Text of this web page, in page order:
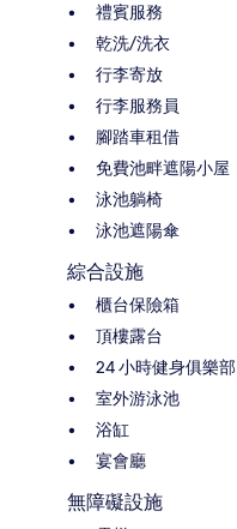
禮賓服務
乾洗/洗衣
行李寄放
行李服務員
腳踏車租借
免費池畔遮陽小屋
泳池躺椅
泳池遮陽傘
綜合設施
櫃台保險箱
頂樓露台
24 小時健身俱樂部
室外游泳池
浴缸
宴會廳
無障礙設施